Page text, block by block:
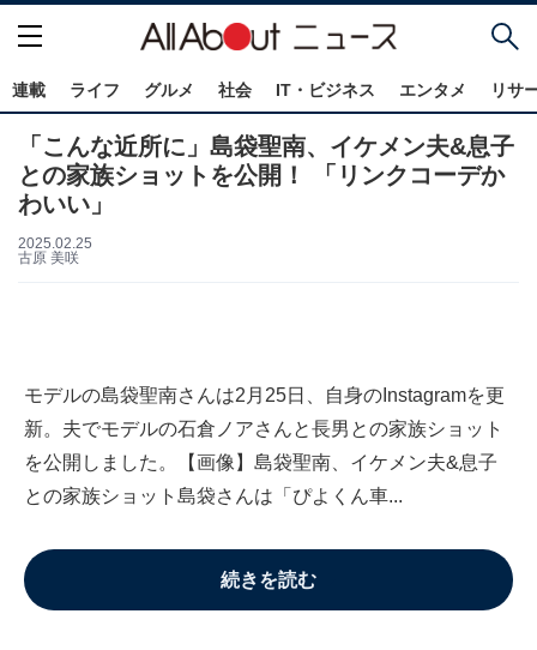
連載 ライフ グルメ 社会 IT・ビジネス エンタメ リサ
「こんな近所に」島袋聖南、イケメン夫&息子
との家族ショットを公開！ 「リンクコーデか
わいい」
2025.02.25
古原 美咲
モデルの島袋聖南さんは2月25日、自身のInstagramを更
新。夫でモデルの石倉ノアさんと長男との家族ショット
を公開しました。【画像】島袋聖南、イケメン夫&息子
との家族ショット島袋さんは「ぴよくん車...
続きを読む